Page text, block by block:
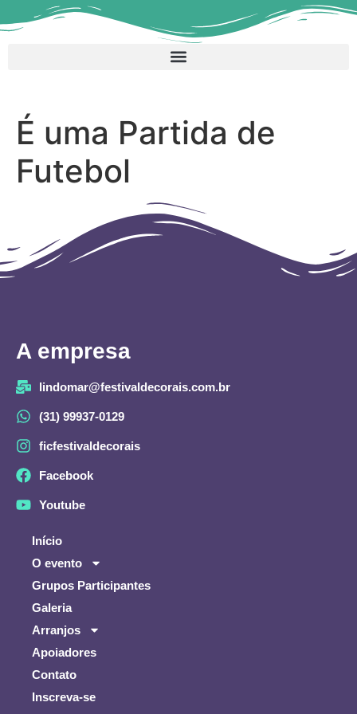
É uma Partida de
Futebol
A empresa
lindomar@festivaldecorais.com.br
(31) 99937-0129
ficfestivaldecorais
Facebook
Youtube
Início
O evento
Grupos Participantes
Galeria
Arranjos
Apoiadores
Contato
Inscreva-se